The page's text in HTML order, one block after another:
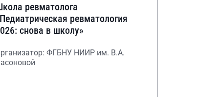
ревматолога
ревматология
снова в школу»
ФГБНУ НИИР им. В.А.